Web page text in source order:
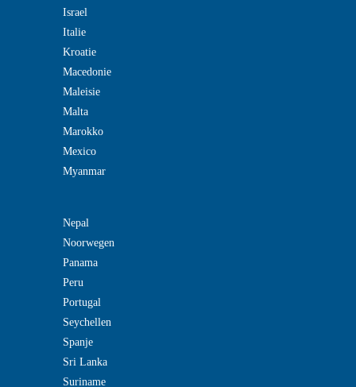
Israel
Italie
Kroatie
Macedonie
Maleisie
Malta
Marokko
Mexico
Myanmar
Nepal
Noorwegen
Panama
Peru
Portugal
Seychellen
Spanje
Sri Lanka
Suriname